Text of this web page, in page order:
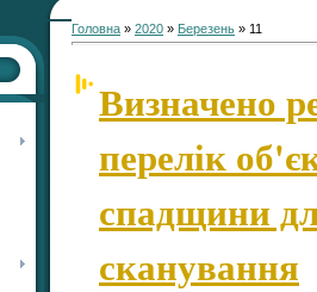
Головна » 2020 » Березень » 11
Визначено
перелік
спадщини
сканування